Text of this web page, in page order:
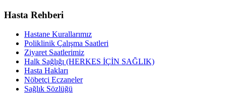
Hasta Rehberi
Hastane Kurallarımız
Poliklinik Çalışma Saatleri
Ziyaret Saatlerimiz
Halk Sağlığı (HERKES İÇİN SAĞLIK)
Hasta Hakları
Nöbetçi Eczaneler
Sağlık Sözlüğü